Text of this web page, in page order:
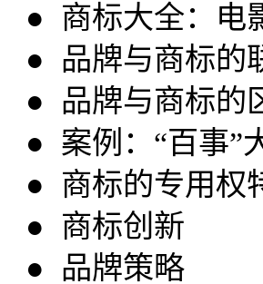
● 商标大全：电
● 品牌与商标的
● 品牌与商标的
● 案例：“百事”
● 商标的专用权
● 商标创新
● 品牌策略